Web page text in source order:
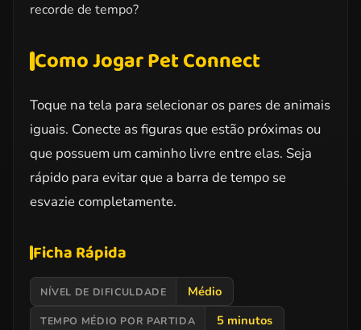
recorde de tempo?
Como Jogar Pet Connect
Toque na tela para selecionar os pares de animais
iguais. Conecte as figuras que estão próximas ou
que possuem um caminho livre entre elas. Seja
rápido para evitar que a barra de tempo se
esvazie completamente.
Ficha Rápida
NÍVEL DE DIFICULDADE Médio
TEMPO MÉDIO POR PARTIDA 5 minutos